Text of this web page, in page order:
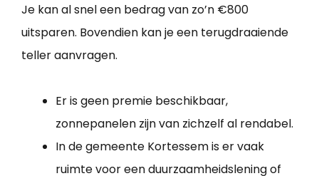
Je kan al snel een bedrag van zo’n €800
uitsparen. Bovendien kan je een terugdraaiende
teller aanvragen.
Er is geen premie beschikbaar,
zonnepanelen zijn van zichzelf al rendabel.
In de gemeente Kortessem is er vaak
ruimte voor een duurzaamheidslening of